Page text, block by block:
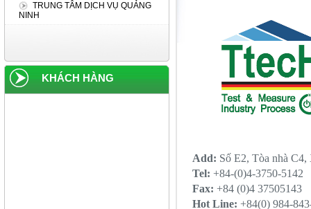
TRUNG TÂM DỊCH VỤ QUẢNG
NINH
KHÁCH HÀNG
Add: Số E2, Tòa nhà
Tel: +84-(0)4-3750-5142
Fax: +84 (0)4 37505143
Hot Line: +84(0) 984-